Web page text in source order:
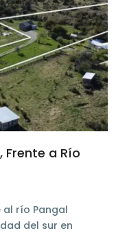
Frente a Río
río Pangal
del sur en